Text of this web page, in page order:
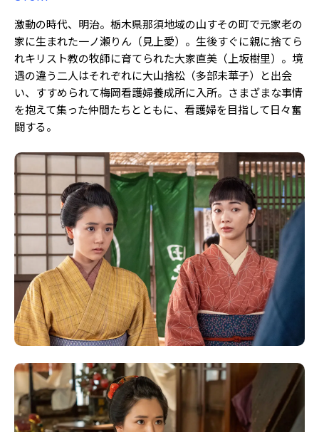
激動の時代、明治。栃木県那須地域の山すその町で元家老の
家に生まれた一ノ瀬りん（見上愛）。生後すぐに親に捨てら
れキリスト教の牧師に育てられた大家直美（上坂樹里）。境
遇の違う二人はそれぞれに大山捨松（多部未華子）と出会
い、すすめられて梅岡看護婦養成所に入所。さまざまな事情
を抱えて集った仲間たちとともに、看護婦を目指して日々奮
闘する。